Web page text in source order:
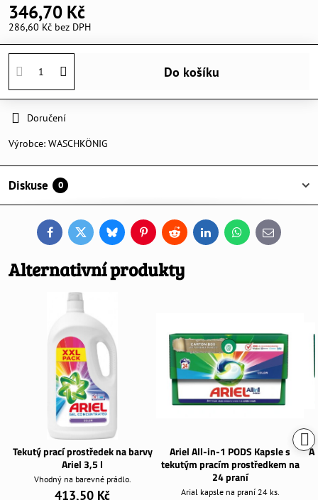
346,70 Kč
286,60 Kč bez DPH
Do košíku
Doručení
Výrobce: WASCHKÖNIG
Diskuse 0
FacebookTwitterBlueskyPinterestReddit LinkedInWhatsApp
E-
mail
Alternativní produkty
Tekutý prací prostředek na barvy
Ariel 3,5 l
Vhodný na barevné prádlo.
413,50 Kč
Ariel All-in-1 PODS Kapsle s
tekutým pracím prostředkem na
24 praní
Arial kapsle na praní 24 ks.